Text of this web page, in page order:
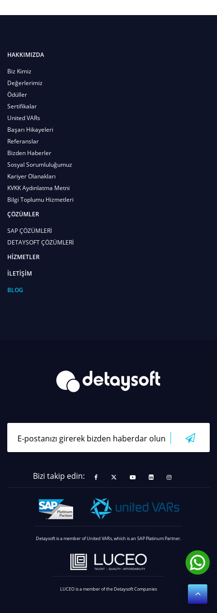
HAKKIMIZDA
Biz Kimiz
Değerlerimiz
Ödüller
Sertifikalar
United VARs
Başarı Hikayeleri
Referanslar
Bizden Haberler
Sosyal Sorumluluğumuz
Kariyer Olanakları
KVKK Aydınlatma Metni
Bilgi Toplumu Hizmetleri
ÇÖZÜMLER
SAP ÇÖZÜMLERİ
DETAYSOFT ÇÖZÜMLERİ
HİZMETLER
İLETİŞİM
BLOG
Bizi takip edin:
Detaysoft is a member of United VARs, which is an SAP Platinum Partner.
LUCEO is a member of the Detaysoft Companies